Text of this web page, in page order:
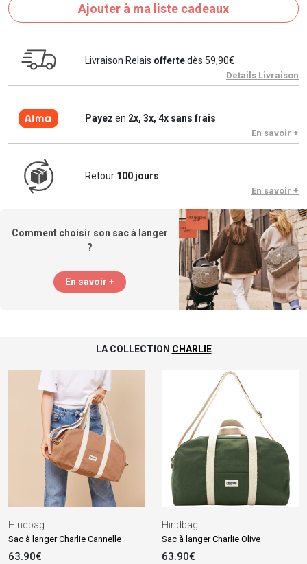
Ajouter à ma liste cadeaux
Livraison Relais offertedès 59,90€
Details Livraison
Payez en 2x, 3x, 4x sans frais
En savoir +
Retour 100 jours
En savoir +
Comment choisir son sac à langer
?
En savoir +
LA COLLECTION CHARLIE
Hindbag
Sac à langer Charlie Cannelle
63.90€
Hindbag
Sac à langer Charlie Olive
63.90€